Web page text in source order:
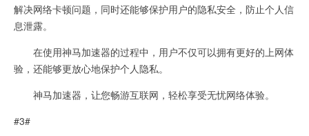
解决网络卡顿问题，同时还能够保护用户的隐私安全，防止个人信
息泄露。
在使用神马加速器的过程中，用户不仅可以拥有更好的上网体
验，还能够更放心地保护个人隐私。
神马加速器，让您畅游互联网，轻松享受无忧网络体验。
#3#